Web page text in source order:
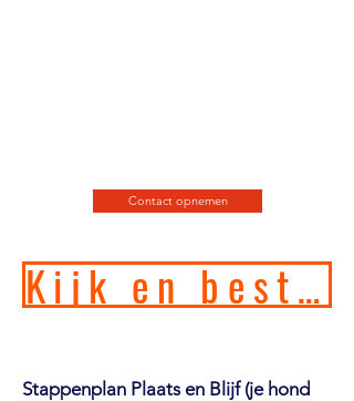
Contact opnemen
Kijk en bestel in onze online hondenwinkel!!
Stappenplan Plaats en Blijf (je hond